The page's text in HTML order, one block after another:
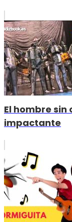
El hombre
impactante